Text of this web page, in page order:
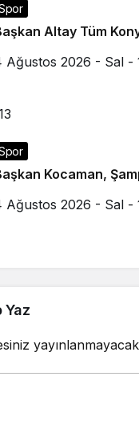
Altay Tüm
Ağustos 2026 - Sal -
Kocaman,
Ağustos 2026 - Sal -
Yaz